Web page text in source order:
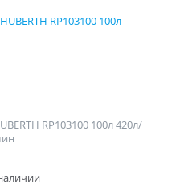
RP103100 100л 420л/